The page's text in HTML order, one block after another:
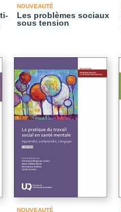
NOUVEAUTÉ
Les problèmes sociaux
sous tension
NOUVEAUTÉ